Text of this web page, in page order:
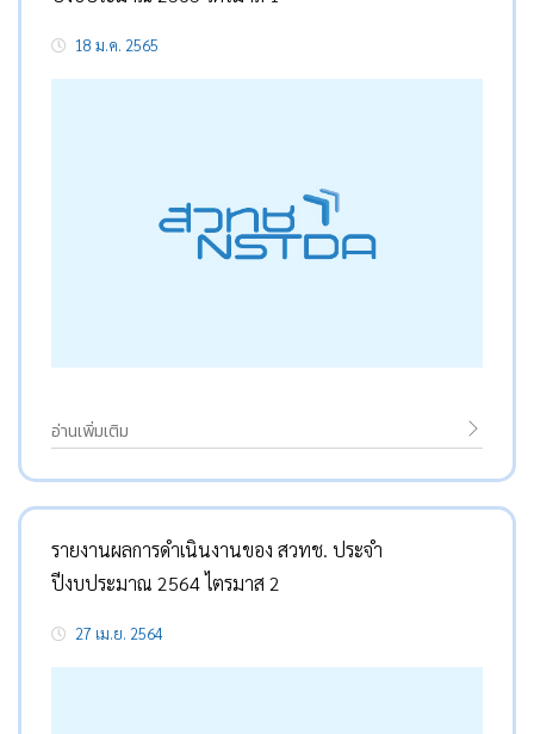
18 ม.ค. 2565
อ่านเพิ่มเติม
รายงานผลการดำเนินงานของ สวทช. ประจำ
ปีงบประมาณ 2564 ไตรมาส 2
27 เม.ย. 2564